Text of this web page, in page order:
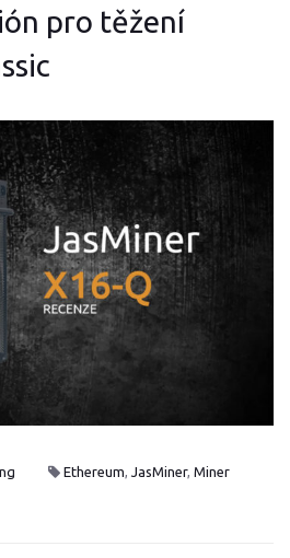
pro těžení
Ethereum JasMiner, Miner